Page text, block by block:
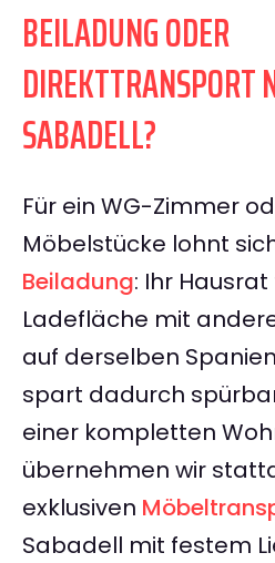
BEILADUNG ODER
DIREKTTRANSPORT
SABADELL?
Für ein WG-Zimmer
Möbelstücke lohnt
Beiladung: Ihr
Ladefläche mit
auf derselben
spart dadurch
einer kompletten
übernehmen wir
exklusiven
Sabadell mit festem